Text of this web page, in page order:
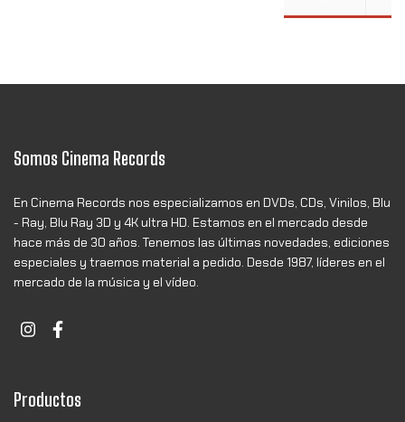
Somos Cinema Records
En Cinema Records nos especializamos en DVDs, CDs, Vinilos, Blu
- Ray, Blu Ray 3D y 4K ultra HD. Estamos en el mercado desde
hace más de 30 años. Tenemos las últimas novedades, ediciones
especiales y traemos material a pedido. Desde 1987, líderes en el
mercado de la música y el vídeo.
Productos